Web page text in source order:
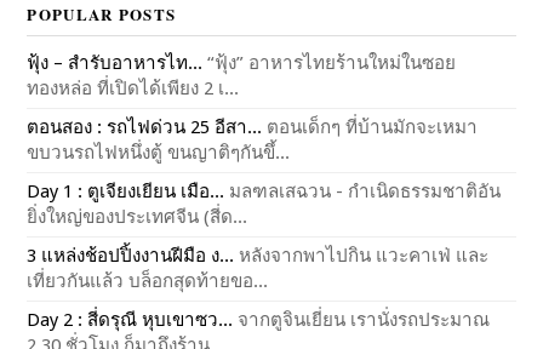
POPULAR POSTS
ฟุ้ง – สำรับอาหารไท... “ฟุ้ง” อาหารไทยร้านใหม่ในซอย
ทองหล่อ ที่เปิดได้เพียง 2 เ...
ตอนสอง : รถไฟด่วน 25 อีสา... ตอนเด็กๆ ที่บ้านมักจะเหมา
ขบวนรถไฟหนึ่งตู้ ขนญาติๆกันขึ้...
Day 1 : ตูเจียงเยียน เมือ... มลฑลเสฉวน - กำเนิดธรรมชาติอัน
ยิ่งใหญ่ของประเทศจีน (สี่ด...
3 แหล่งช้อปปิ้งงานฝีมือ ง... หลังจากพาไปกิน แวะคาเฟ่ และ
เที่ยวกันแล้ว บล็อกสุดท้ายขอ...
Day 2 : สี่ดรุณี หุบเขาซว... จากตูจินเยี่ยน เรานั่งรถประมาณ